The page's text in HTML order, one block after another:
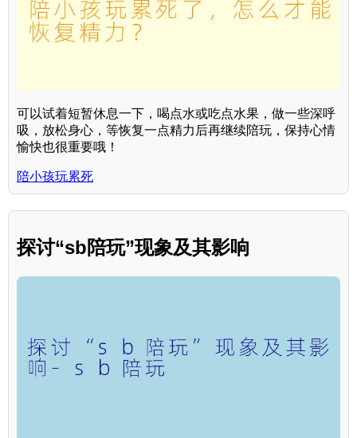
可以试着短暂休息一下，喝点水或吃点水果，做一些深呼
吸，放松身心，等恢复一点精力后再继续陪玩，保持心情
愉快也很重要哦！
陪小孩玩累死
探讨“sb陪玩”现象及其影响